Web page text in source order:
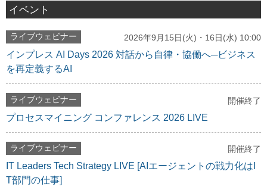
イベント
ライブウェビナー 2026年9月15日(火)・16日(水) 10:00
インプレス AI Days 2026 対話から自律・協働へ─ビジネス
を再定義するAI
ライブウェビナー 開催終了
プロセスマイニング コンファレンス 2026 LIVE
ライブウェビナー 開催終了
IT Leaders Tech Strategy LIVE [AIエージェントの戦力化はI
T部門の仕事]